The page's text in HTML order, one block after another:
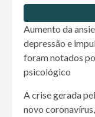
Aumento da
depressão e
foram notados
psicológico
A crise gerada
novo